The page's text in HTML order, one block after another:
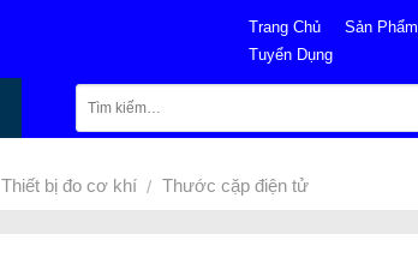
Trang Chủ Sản Phẩm
Tuyển Dụng
Thiết bị đo cơ khí / Thước cặp điện tử